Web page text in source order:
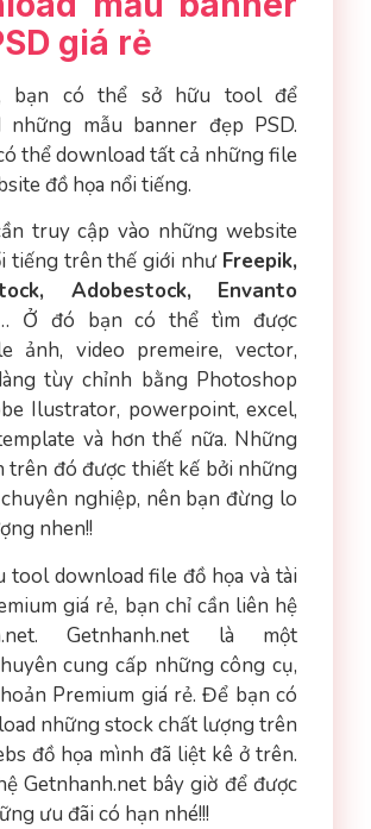
giá rẻ
bạn có thể sở hữu tool để
những mẫu banner đẹp PSD.
thể download tất cả những file
đồ họa nổi tiếng.
truy cập vào những website
tiếng trên thế giới như Freepik,
Adobestock, Envanto
Ở đó bạn có thể tìm được
ảnh, video premeire, vector,
tùy chỉnh bằng Photoshop
Ilustrator, powerpoint, excel,
và hơn thế nữa. Những
trên đó được thiết kế bởi những
nghiệp, nên bạn đừng lo
nhen!!
tool download file đồ họa và tài
giá rẻ, bạn chỉ cần liên hệ
Getnhanh.net là một
cung cấp những công cụ,
Premium giá rẻ. Để bạn có
những stock chất lượng trên
đồ họa mình đã liệt kê ở trên.
Getnhanh.net bây giờ để được
ưu đãi có hạn nhé!!!